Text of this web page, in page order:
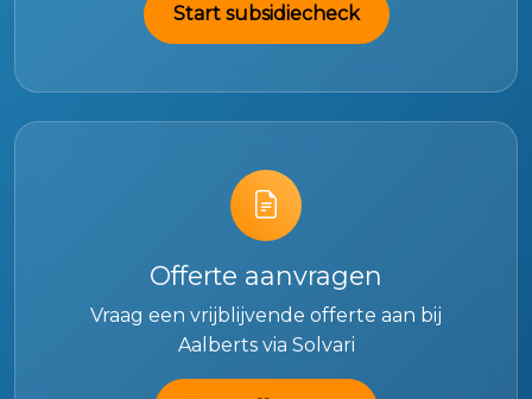
Start subsidiecheck
Offerte aanvragen
Vraag een vrijblijvende offerte aan bij
Aalberts via Solvari